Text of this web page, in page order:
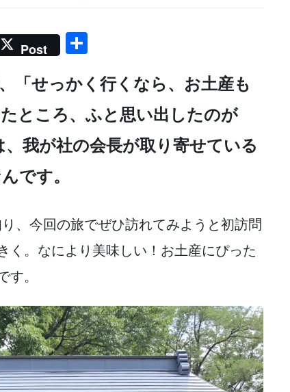
Post
「せっかく行くなら、お土産も
ところ、ふと思い出したのが
、我が社の会長が取り寄せている
です。
、今回の旅でぜひ訪れてみようと初訪問
く。なにより美味しい！お土産にぴった
す。